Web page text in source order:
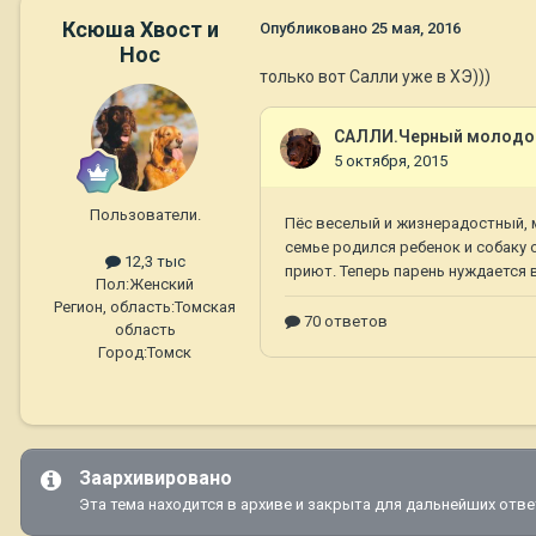
Ксюша Хвост и
Нос
Пользователи.
12,3 тыс
Пол:Женский
Регион, область:Томская
область
Город:Томск
Опубликовано 25 мая, 2016
только вот Салли уже в ХЭ)))
Заархивировано
Эта тема находится в архиве и закрыта для дальнейших